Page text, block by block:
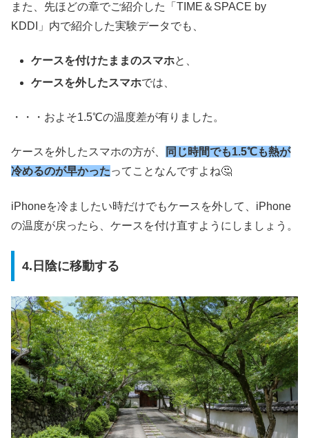
また、先ほどの章でご紹介した「TIME＆SPACE by
KDDI」内で紹介した実験データでも、
ケースを付けたままのスマホと、
ケースを外したスマホでは、
・・・およそ1.5℃の温度差が有りました。
ケースを外したスマホの方が、
同じ時間でも1.5℃も熱が
冷めるのが早かったってことなんですよね🤔
iPhoneを冷ましたい時だけでもケースを外して、iPhone
の温度が戻ったら、ケースを付け直すようにしましょう。
4.日陰に移動する